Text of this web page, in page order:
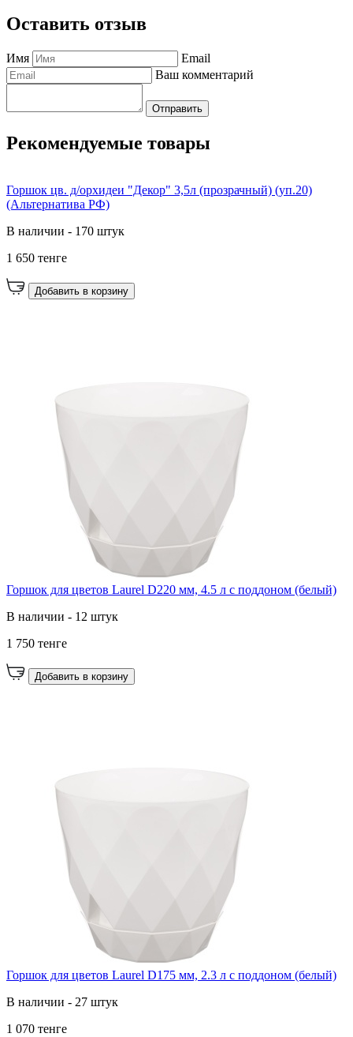
Оставить отзыв
Имя
Email
Ваш комментарий
Отправить
Рекомендуемые товары
Горшок цв. д/орхидеи "Декор" 3,5л (прозрачный) (уп.20)
(Альтернатива РФ)
В наличии - 170 штук
1 650 тенге
Добавить в корзину
Горшок для цветов Laurel D220 мм, 4.5 л с поддоном (белый)
В наличии - 12 штук
1 750 тенге
Добавить в корзину
Горшок для цветов Laurel D175 мм, 2.3 л с поддоном (белый)
В наличии - 27 штук
1 070 тенге